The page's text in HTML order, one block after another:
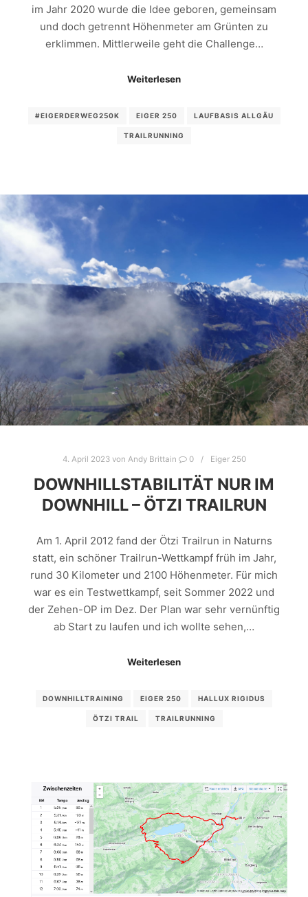
im Jahr 2020 wurde die Idee geboren, gemeinsam
und doch getrennt Höhenmeter am Grünten zu
erklimmen. Mittlerweile geht die Challenge…
Weiterlesen
#EIGERDERWEG250K EIGER 250 LAUFBASIS ALLGÄU
TRAILRUNNING
4. April 2023von Andy Brittain 0 Eiger 250
DOWNHILLSTABILITÄT NUR IM
DOWNHILL – ÖTZI TRAILRUN
Am 1. April 2012 fand der Ötzi Trailrun in Naturns
statt, ein schöner Trailrun-Wettkampf früh im Jahr,
rund 30 Kilometer und 2100 Höhenmeter. Für mich
war es ein Testwettkampf, seit Sommer 2022 und
der Zehen-OP im Dez. Der Plan war sehr vernünftig
ab Start zu laufen und ich wollte sehen,…
Weiterlesen
DOWNHILLTRAINING EIGER 250 HALLUX RIGIDUS
ÖTZI TRAIL TRAILRUNNING